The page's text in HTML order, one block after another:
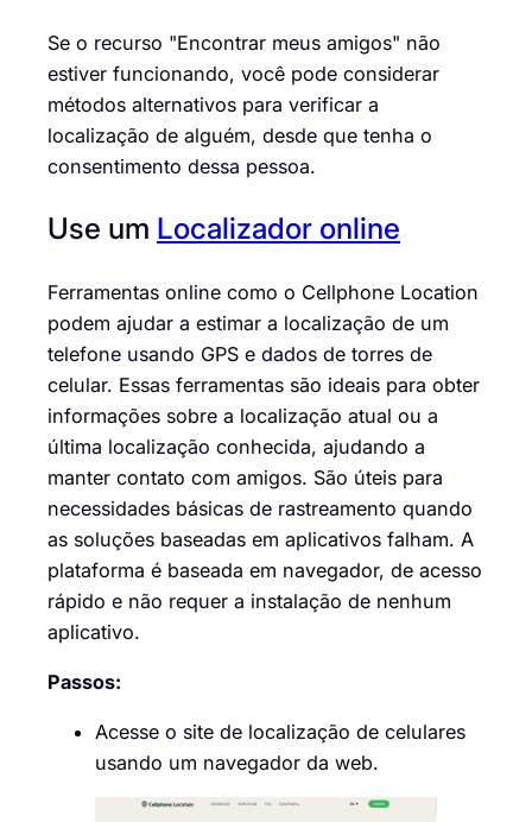
Se o recurso "Encontrar meus amigos" não
estiver funcionando, você pode considerar
métodos alternativos para verificar a
localização de alguém, desde que tenha o
consentimento dessa pessoa.
Use um Localizador online
Ferramentas online como o Cellphone Location
podem ajudar a estimar a localização de um
telefone usando GPS e dados de torres de
celular. Essas ferramentas são ideais para obter
informações sobre a localização atual ou a
última localização conhecida, ajudando a
manter contato com amigos. São úteis para
necessidades básicas de rastreamento quando
as soluções baseadas em aplicativos falham. A
plataforma é baseada em navegador, de acesso
rápido e não requer a instalação de nenhum
aplicativo.
Passos:
Acesse o site de localização de celulares
usando um navegador da web.